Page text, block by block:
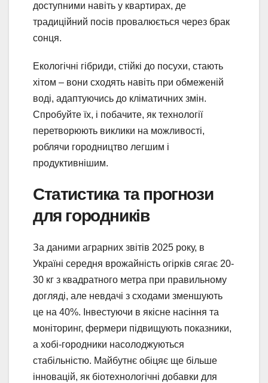
доступними навіть у квартирах, де
традиційний посів провалюється через брак
сонця.
Екологічні гібриди, стійкі до посухи, стають
хітом – вони сходять навіть при обмеженій
воді, адаптуючись до кліматичних змін.
Спробуйте їх, і побачите, як технології
перетворюють виклики на можливості,
роблячи городництво легшим і
продуктивнішим.
Статистика та прогнози
для городників
За даними аграрних звітів 2025 року, в
Україні середня врожайність огірків сягає 20-
30 кг з квадратного метра при правильному
догляді, але невдачі з сходами зменшують
це на 40%. Інвестуючи в якісне насіння та
моніторинг, фермери підвищують показники,
а хобі-городники насолоджуються
стабільністю. Майбутнє обіцяє ще більше
інновацій, як біотехнологічні добавки для